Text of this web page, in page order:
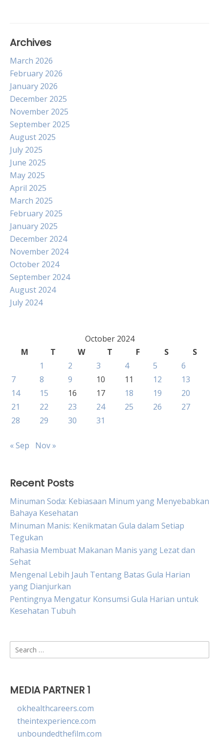
Archives
March 2026
February 2026
January 2026
December 2025
November 2025
September 2025
August 2025
July 2025
June 2025
May 2025
April 2025
March 2025
February 2025
January 2025
December 2024
November 2024
October 2024
September 2024
August 2024
July 2024
October 2024
M
T W T F S
S
1
2 3 4 5
6
7
8 9 10 11 12
13
14
15 16 17 18 19
20
21
22 23 24 25 26
27
28
29 30 31
« Sep Nov »
Recent Posts
Minuman Soda: Kebiasaan Minum yang Menyebabkan
Bahaya Kesehatan
Minuman Manis: Kenikmatan Gula dalam Setiap
Tegukan
Rahasia Membuat Makanan Manis yang Lezat dan
Sehat
Mengenal Lebih Jauh Tentang Batas Gula Harian
yang Dianjurkan
Pentingnya Mengatur Konsumsi Gula Harian untuk
Kesehatan Tubuh
Search
for:
MEDIA PARTNER 1
okhealthcareers.com
theintexperience.com
unboundedthefilm.com